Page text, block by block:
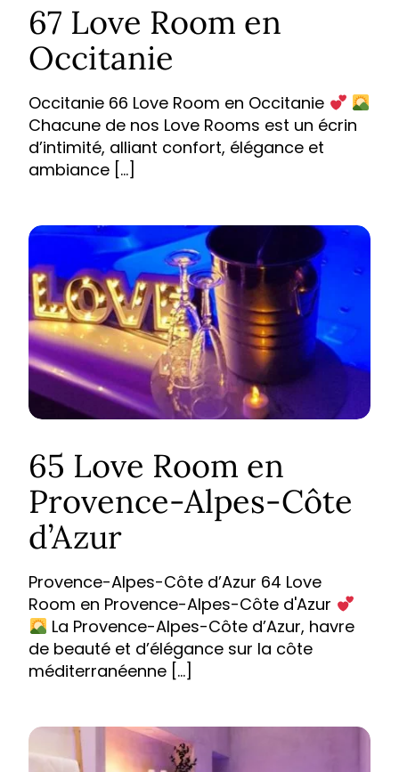
67 Love Room en
Occitanie
Occitanie 66 Love Room en Occitanie
Chacune de nos Love Rooms est un écrin
d’intimité, alliant confort, élégance et
ambiance […]
65 Love Room en
Provence-Alpes-Côte
d’Azur
Provence-Alpes-Côte d’Azur 64 Love
Room en Provence-Alpes-Côte d'Azur
La Provence-Alpes-Côte d’Azur, havre
de beauté et d’élégance sur la côte
méditerranéenne […]